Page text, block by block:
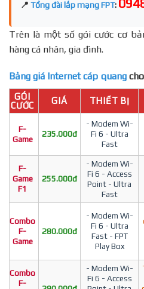
📍 Tổng đài lắp mạng FPT:
Trên là một số gói cước cơ
hàng cá nhân, gia đình.
Bảng giá Internet cáp quang
GÓI
CƯỚC
GIÁ THIẾT BỊ
F-
Game
235.000đ
- Modem Wi-
Fi 6 - Ultra
Fast
F-
Game
F1
255.000đ
- Modem Wi-
Fi 6 - Access
Point - Ultra
Fast
Combo
F-
Game
280.000đ
- Modem Wi-
Fi 6 - Ultra
Fast - FPT
Play Box
Combo
F-
- Modem Wi-
Fi 6 - Access